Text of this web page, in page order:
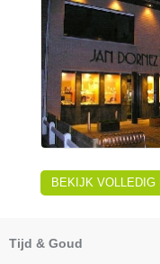
BEKIJK VOLLEDIG
Tijd & Goud